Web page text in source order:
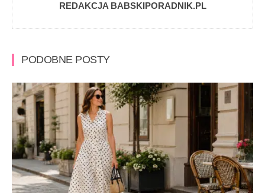
REDAKCJA BABSKIPORADNIK.PL
PODOBNE POSTY